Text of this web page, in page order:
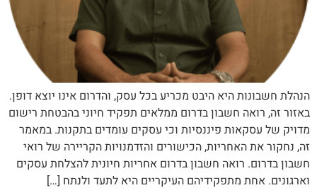
הנהלת חשבונות היא היבט מכריע בכל עסק, והדרום אינו יוצא דופן.
באזור זה, רואה חשבון בדרום ממלאים תפקיד חיוני בהבטחת רישום
מדויק של עסקאות פיננסיות וכי עסקים עומדים בתקנות. במאמר
זה, נחקור את האחריות, הכישורים והזדמנויות הקריירה של רואי
חשבון בדרום. רואה חשבון בדרום אחריות חיונית להצלחת עסקים
וארגונים. אחת מתפקידיהם העיקריים היא לתעד ולנתח […]